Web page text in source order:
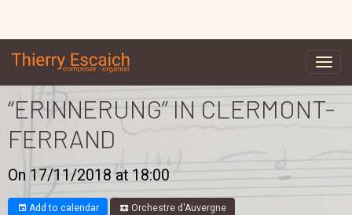
“ERINNERUNG” IN CLERMONT-
FERRAND
On 17/11/2018 at 18:00
Add to calendar Orchestre d'Auvergne